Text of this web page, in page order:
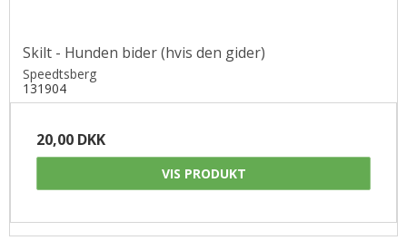
Skilt - Hunden bider (hvis den gider)
Speedtsberg
131904
20,00 DKK
VIS PRODUKT